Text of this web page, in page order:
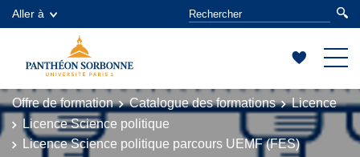
Aller à
Offre de formation Catalogue des formations
Licence
Licence Science politique
Licence Science politique parcours UEMF (FES)